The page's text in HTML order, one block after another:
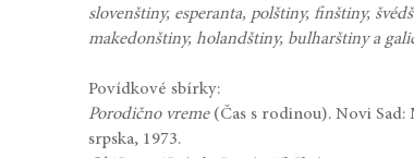
slovenštiny, esperanta, polštiny, finštiny,
makedonštiny, holandštiny, bulharštiny a
Povídkové sbírky:
Porodično vreme(Čas s rodinou). Novi Sad:
srpska, 1973.